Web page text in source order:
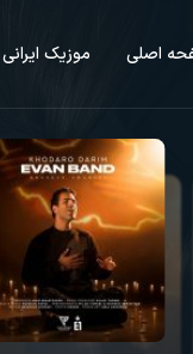
اصلی موزیک ایرانی